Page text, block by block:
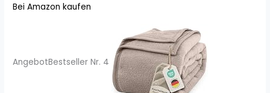
Bei Amazon kaufen
AngebotBestseller Nr. 4